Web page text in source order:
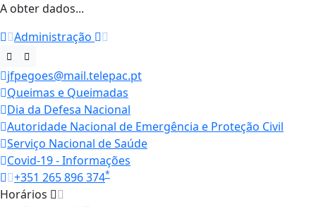
A obter dados...
Administração
jfpegoes@mail.telepac.pt
Queimas e Queimadas
Dia da Defesa Nacional
Autoridade Nacional de Emergência e Proteção Civil
Serviço Nacional de Saúde
Covid-19 - Informações
+351 265 896 374*
Horários